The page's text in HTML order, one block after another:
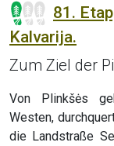
81.
Kalvarija.
Zum Ziel der
Von Plinkšės
Westen,
die Landstraße